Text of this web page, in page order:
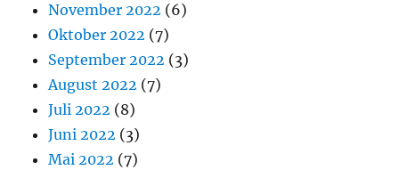
November 2022 (6)
Oktober 2022 (7)
September 2022 (3)
August 2022 (7)
Juli 2022 (8)
Juni 2022 (3)
Mai 2022 (7)